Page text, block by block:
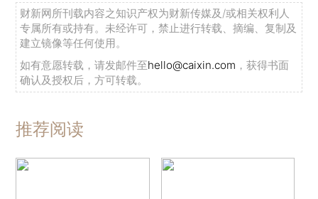
财新网所刊载内容之知识产权为财新传媒及/或相关权利人
专属所有或持有。未经许可，禁止进行转载、摘编、复制及
建立镜像等任何使用。
如有意愿转载，请发邮件至hello@caixin.com ，获得书面
确认及授权后，方可转载。
推荐阅读